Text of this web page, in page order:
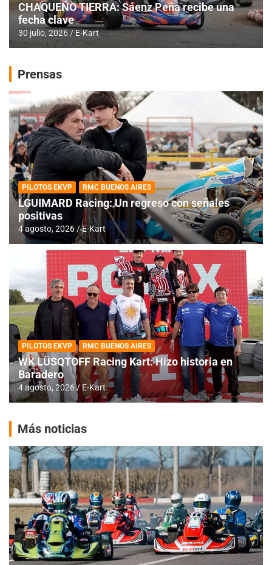
CHAQUEÑO TIERRA: Sáenz Peña recibe una
fecha clave
30 julio, 2026 E-Kart
Prensas
PILOTOS EKVP RMC BUENOS AIRES
LGUIMARD Racing: Un regreso con señales
positivas
4 agosto, 2026 E-Kart
PILOTOS EKVP RMC BUENOS AIRES
WK LÜSQTOFF Racing Kart: Hizo historia en
Baradero
4 agosto, 2026 E-Kart
Más noticias